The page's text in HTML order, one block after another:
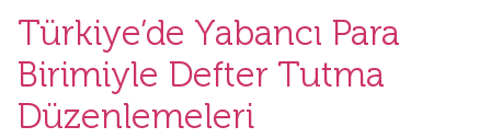
Türkiye’de Yabancı Para
Birimiyle Defter Tutma
Düzenlemeleri